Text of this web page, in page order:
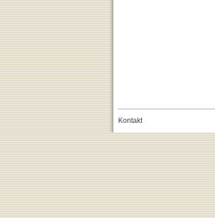
Kontakt